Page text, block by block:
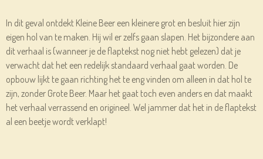
In dit geval ontdekt Kleine Beer een kleinere grot en besluit hier zijn
eigen hol van te maken. Hij wil er zelfs gaan slapen. Het bijzondere aan
dit verhaal is (wanneer je de flaptekst nog niet hebt gelezen) dat je
verwacht dat het een redelijk standaard verhaal gaat worden. De
opbouw lijkt te gaan richting het te eng vinden om alleen in dat hol te
zijn, zonder Grote Beer. Maar het gaat toch even anders en dat maakt
het verhaal verrassend en origineel. Wel jammer dat het in de flaptekst
al een beetje wordt verklapt!